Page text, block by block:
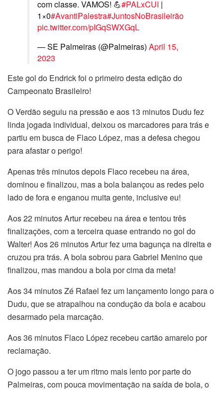
com classe. VAMOS! 💪#PALxCUI |
1×0#AvantiPalestra#JuntosNoBrasileirão
pic.twitter.com/pIGqSWXGqL
— SE Palmeiras (@Palmeiras) April 15,
2023
Este gol do Endrick foi o primeiro desta edição do
Campeonato Brasileiro!
O Verdão seguiu na pressão e aos 13 minutos Dudu fez
linda jogada individual, deixou os marcadores para trás e
partiu em busca de Flaco López, mas a defesa chegou
para afastar o perigo!
Apenas três minutos depois Flaco recebeu na área,
dominou e finalizou, mas a bola balançou as redes pelo
lado de fora e enganou muita gente, inclusive eu!
Aos 22 minutos Artur recebeu na área e tentou três
finalizações, com a terceira quase entrando no gol do
Walter! Aos 26 minutos Artur fez uma bagunça na direita e
cruzou pra trás. A bola sobrou para Gabriel Menino que
finalizou, mas mandou a bola por cima da meta!
Aos 34 minutos Zé Rafael fez um lançamento longo para o
Dudu, que se atrapalhou na condução da bola e acabou
desarmado pela marcação.
Aos 36 minutos Flaco López recebeu cartão amarelo por
reclamação.
O jogo passou a ter um ritmo mais lento por parte do
Palmeiras, com pouca movimentação na saída de bola, o